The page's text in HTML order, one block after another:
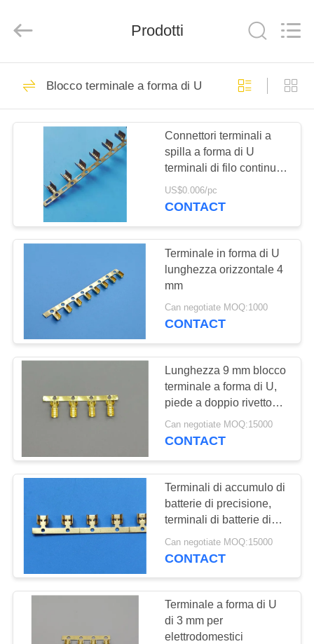
CASA.
PRODOTTI
DI
VISITA
ALLA
FABBRICA
DELLA
CONTATTACI
CHIEDI UN
PREVENTIVO
NOTIZIE
fornitore.
Copyright
2025
Terminale di
timbraggio
Spine impermeabili
19
Terminale della
16
Connettore
dell'intestazione di
26
Prodotti
Blocco terminale a forma di U
Connettori terminali a
spilla a forma di U
terminali di filo continuo
per autoveicoli 632 linea
18-22#
US$0.006/pc
CONTACT
Terminale in forma di U
lunghezza orizzontale 4
mm
Can negotiate MOQ:1000
CONTACT
Lunghezza 9 mm blocco
terminale a forma di U,
piede a doppio rivetto
terminale a forma di U
Can negotiate MOQ:15000
CONTACT
Terminali di accumulo di
batterie di precisione,
terminali di batterie di
rame a saldatura a punto
Can negotiate MOQ:15000
CONTACT
Terminale a forma di U
di 3 mm per
elettrodomestici